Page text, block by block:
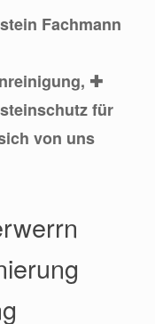
Fachmann
✚
für
von uns